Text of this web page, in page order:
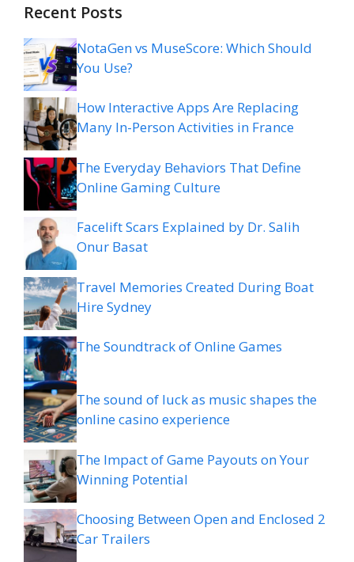
Recent Posts
NotaGen vs MuseScore: Which Should
You Use?
How Interactive Apps Are Replacing
Many In-Person Activities in France
The Everyday Behaviors That Define
Online Gaming Culture
Facelift Scars Explained by Dr. Salih
Onur Basat
Travel Memories Created During Boat
Hire Sydney
The Soundtrack of Online Games
The sound of luck as music shapes the
online casino experience
The Impact of Game Payouts on Your
Winning Potential
Choosing Between Open and Enclosed 2
Car Trailers